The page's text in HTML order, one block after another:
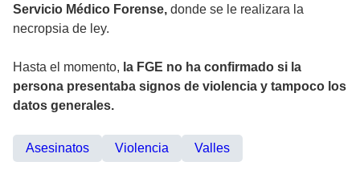
Servicio Médico Forense, donde se le realizara la
necropsia de ley.
Hasta el momento, la FGE no ha confirmado si la
persona presentaba signos de violencia y tampoco los
datos generales.
Asesinatos Violencia Valles